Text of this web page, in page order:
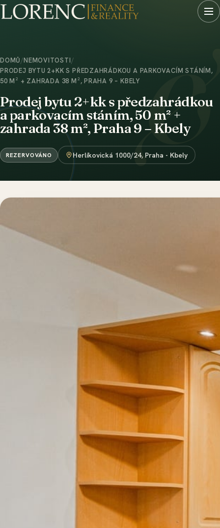
DOMŮ/NEMOVITOSTI/
PRODEJ BYTU 2+KK S PŘEDZAHRÁDKOU A PARKOVACÍM STÁNÍM,
50 M² + ZAHRADA 38 M², PRAHA 9 – KBELY
Prodej bytu 2+kk s předzahrádkou
a parkovacím stáním, 50 m² +
zahrada 38 m², Praha 9 – Kbely
REZERVOVÁNO Herlíkovická 1000/24, Praha - Kbely